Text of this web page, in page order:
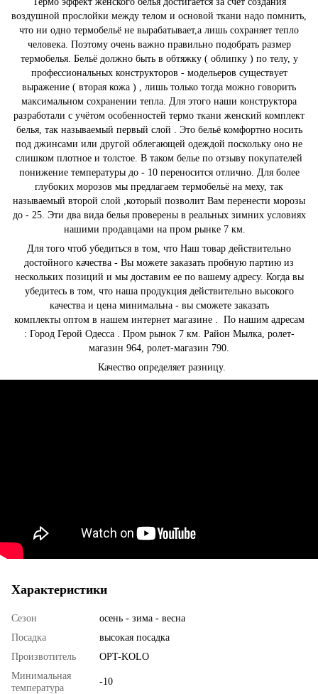
воздушной прослойки между телом и основой ткани надо помнить,
что ни одно термобельё не вырабатывает,а лишь сохраняет тепло
человека. Поэтому очень важно правильно подобрать размер
термобелья. Бельё должно быть в обтяжку ( облипку ) по телу, у
профессиональных конструкторов - модельеров существует
выражение ( вторая кожа ) , лишь только тогда можно говорить
максимальном сохранении тепла. Для этого наши конструктора
разработали с учётом особенностей термо ткани женский комплект
белья, так называемый первый слой . Это бельё комфортно носить
под джинсами или другой облегающей одеждой поскольку оно не
слишком плотное и толстое. В таком белье по отзыву покупателей
понижение температуры до - 10 переносится отлично. Для более
глубоких морозов мы предлагаем термобельё на меху, так
называемый второй слой ,который позволит Вам перенести морозы
до - 25. Эти два вида белья проверены в реальных зимних условиях
нашими продавцами на пром рынке 7 км.
Для того чтоб убедиться в том, что Наш товар действительно
достойного качества - Вы можете заказать пробную партию из
нескольких позиций и мы доставим ее по вашему адресу. Когда вы
убедитесь в том, что наша продукция действительно высокого
качества и цена минимальна - вы сможете заказать
комплекты оптом в нашем интернет магазине . По нашим адресам
: Город Герой Одесса . Пром рынок 7 км. Район Мылка, ролет-
магазин 964, ролет-магазин 790.
Качество определяет разницу.
Характеристики
Сезон
осень - зима - весна
Посадка
высокая посадка
Произвотитель
OPT-KOLO
Минимальная
температура
-10